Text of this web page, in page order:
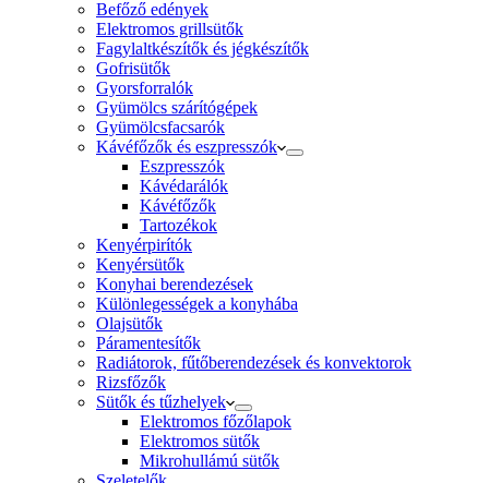
Befőző edények
Elektromos grillsütők
Fagylaltkészítők és jégkészítők
Gofrisütők
Gyorsforralók
Gyümölcs szárítógépek
Gyümölcsfacsarók
Kávéfőzők és eszpresszók
Eszpresszók
Kávédarálók
Kávéfőzők
Tartozékok
Kenyérpirítók
Kenyérsütők
Konyhai berendezések
Különlegességek a konyhába
Olajsütők
Páramentesítők
Radiátorok, fűtőberendezések és konvektorok
Rizsfőzők
Sütők és tűzhelyek
Elektromos főzőlapok
Elektromos sütők
Mikrohullámú sütők